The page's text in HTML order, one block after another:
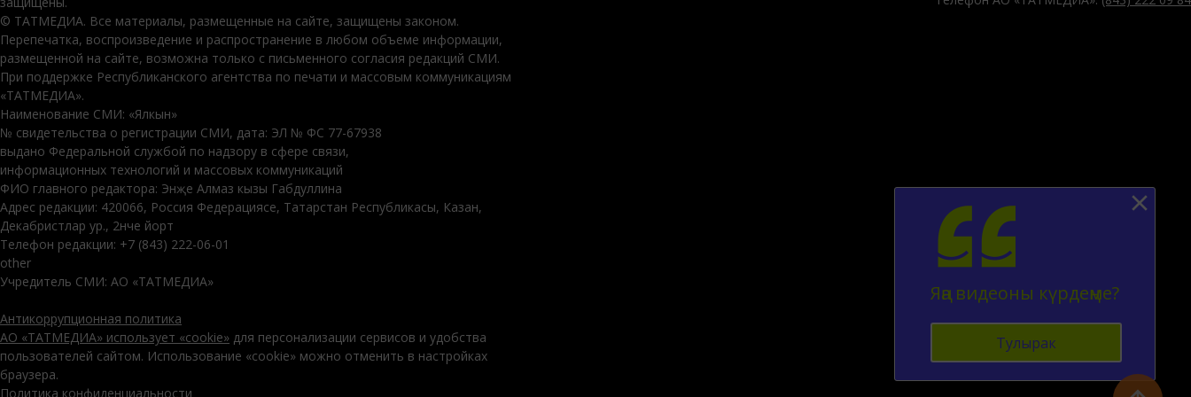
© ТАТМЕДИА. Все материалы, размещенные на сайте, защищены законом.
Перепечатка, воспроизведение и распространение в любом объеме информации,
размещенной на сайте, возможна только с письменного согласия редакций СМИ.
При поддержке Республиканского агентства по печати и массовым коммуникациям
«ТАТМЕДИА».
Наименование СМИ: «Ялкын»
№ свидетельства о регистрации СМИ, дата: ЭЛ № ФС 77-67938
выдано Федеральной службой по надзору в сфере связи,
информационных технологий и массовых коммуникаций
ФИО главного редактора: Энҗе Алмаз кызы Габдуллина
Адрес редакции: 420066, Россия Федерациясе, Татарстан Республикасы, Казан,
Декабристлар ур., 2нче йорт
Телефон редакции: +7 (843) 222-06-01
other
Учредитель СМИ: АО «ТАТМЕДИА»
Антикоррупционная политика
АО «ТАТМЕДИА» использует «cookie» для персонализации сервисов и удобства
пользователей сайтом. Использование «cookie» можно отменить в настройках
браузера.
Политика конфиденциальности
Яңа видеоны күрдеңме?
Тулырак